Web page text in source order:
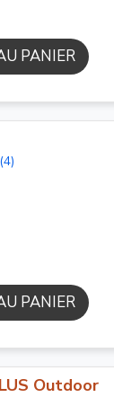
PANIER
(4)
PANIER
Outdoor